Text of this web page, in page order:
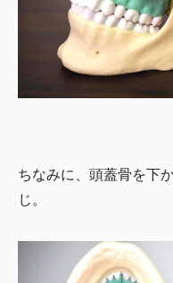
ちなみに、頭蓋骨を下
じ。